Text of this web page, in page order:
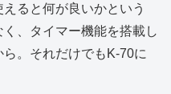
ると何が良いかという
、タイマー機能を搭載し
。それだけでもK-70に